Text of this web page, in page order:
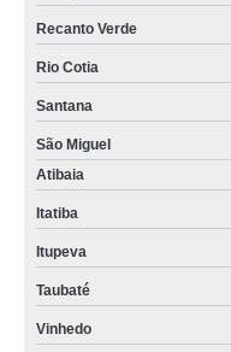
Recanto Verde
Rio Cotia
Santana
São Miguel
Atibaia
Itatiba
Itupeva
Taubaté
Vinhedo